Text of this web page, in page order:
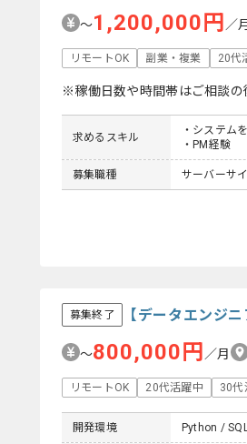
〜1,200,000円 ／
リモートOK 副業・複業 20代
※稼働日数や時間帯はご相談の
求めるスキル
・システム
・PM経験
募集職種 サーバーサ
募集終了 【データエンジ
〜800,000円 ／月
リモートOK 20代活躍中 30代
開発環境 Python /